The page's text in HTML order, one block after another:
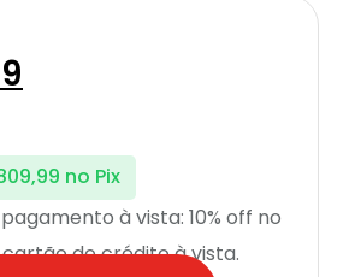
no Pix
à vista: 10% off no
cartão de crédito à vista.